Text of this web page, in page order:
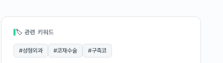
🏷 관련 키워드
#성형외과 #코재수술 #구축코